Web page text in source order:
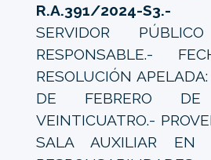
R.A.391/2024-S3.-
SERVIDOR
RESPONSABLE.-
RESOLUCIÓN
DE FEBRERO
VEINTICUATRO.-
SALA AUXILIAR EN